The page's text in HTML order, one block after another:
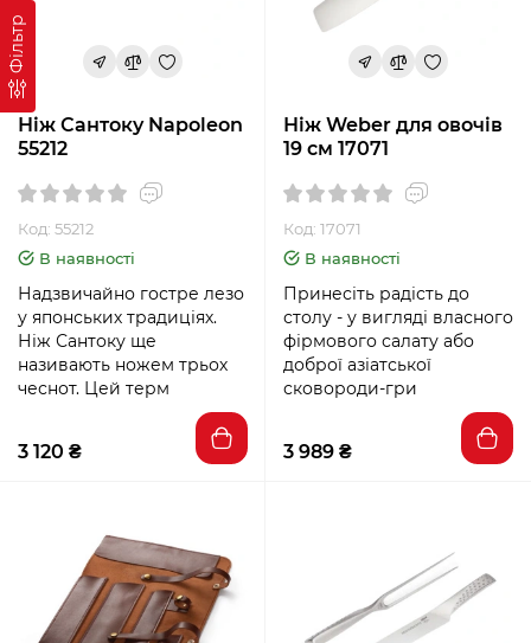
Фільтр
Ніж Сантоку Napoleon
55212
Код: 55212
В наявності
Надзвичайно гостре лезо
у японських традиціях.
Ніж Сантоку ще
називають ножем трьох
чеснот. Цей терм
3 120 ₴
Ніж Weber для овочів
19 см 17071
Код: 17071
В наявності
Принесіть радість до
столу - у вигляді власного
фірмового салату або
доброї азіатської
сковороди-гри
3 989 ₴